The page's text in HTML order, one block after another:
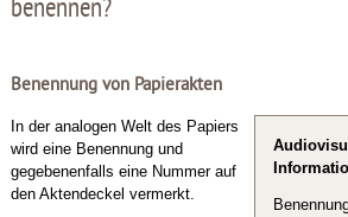
benennen?
Benennung von Papierakten
In der analogen Welt des Papiers
wird eine Benennung und
gegebenenfalls eine Nummer auf
den Aktendeckel vermerkt.